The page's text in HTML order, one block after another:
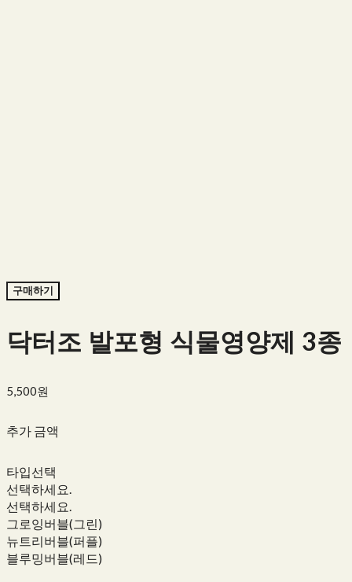
구매하기
닥터조 발포형 식물영양제 3종
5,500원
추가 금액
타입선택
선택하세요.
선택하세요.
그로잉버블(그린)
뉴트리버블(퍼플)
블루밍버블(레드)